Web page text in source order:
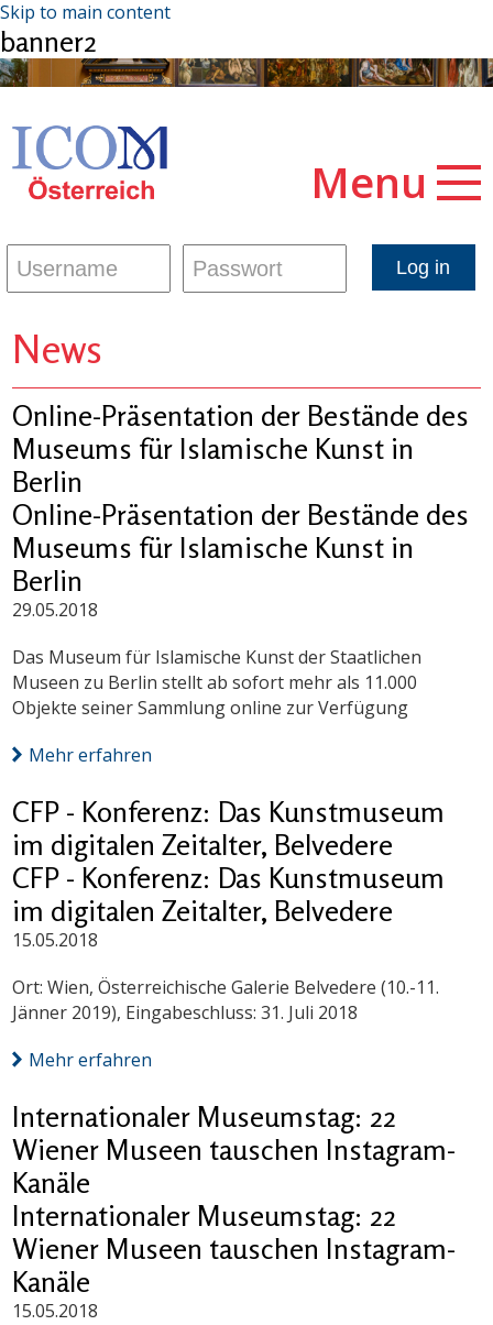
Skip to main content
banner2
Menu
News
Online-Präsentation der Bestände des
Museums für Islamische Kunst in
Berlin
Online-Präsentation der Bestände des
Museums für Islamische Kunst in
Berlin
29.05.2018
Das Museum für Islamische Kunst der Staatlichen
Museen zu Berlin stellt ab sofort mehr als 11.000
Objekte seiner Sammlung online zur Verfügung
Mehr erfahren
CFP - Konferenz: Das Kunstmuseum
im digitalen Zeitalter, Belvedere
CFP - Konferenz: Das Kunstmuseum
im digitalen Zeitalter, Belvedere
15.05.2018
Ort: Wien, Österreichische Galerie Belvedere (10.-11.
Jänner 2019), Eingabeschluss: 31. Juli 2018
Mehr erfahren
Internationaler Museumstag: 22
Wiener Museen tauschen Instagram-
Kanäle
Internationaler Museumstag: 22
Wiener Museen tauschen Instagram-
Kanäle
15.05.2018